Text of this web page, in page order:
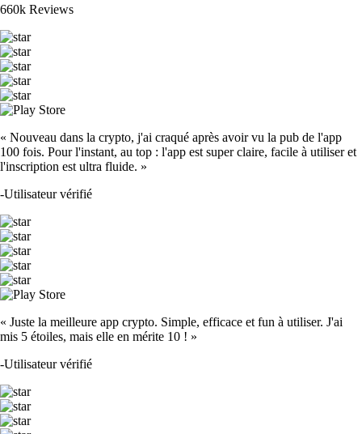
660k Reviews
« Nouveau dans la crypto, j'ai craqué après avoir vu la pub de l'app
100 fois. Pour l'instant, au top : l'app est super claire, facile à utiliser et
l'inscription est ultra fluide. »
-Utilisateur vérifié
« Juste la meilleure app crypto. Simple, efficace et fun à utiliser. J'ai
mis 5 étoiles, mais elle en mérite 10 ! »
-Utilisateur vérifié